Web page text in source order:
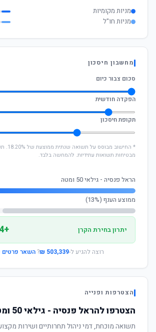
מניות מקומיות
מניות חו"ל
מחשבון חיסכון
סכום צבור כיום
הפקדה חודשית
תקופת חיסכון
* החישוב
מבטיחות תשואות עתידיות. להמחשה בלבד.
הראל פנסיה - גילאי 50 ומטה
ממוצע הענף (13%)
יתרון בחירת הקרן +137,284 ₪
רוצה להגיע ל-503,339 ₪
?השאר פרטים
הצטרפות ופנייה
הצטרפו להראל פנסיה - גילאי 50 ומטה
תשואה מוכחת, דמי ניהול תחרותיים ושירות